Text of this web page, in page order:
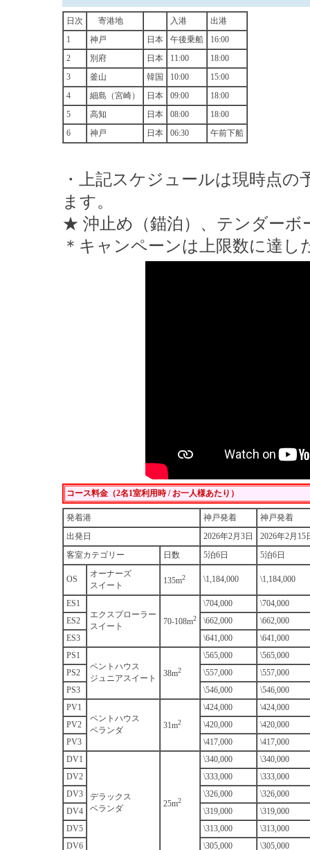
日次 寄港地 入港
出港
1
神戸 日本 午後乗船
16:00
2
別府 日本 11:00
18:00
3
釜山 韓国 10:00
15:00
4
細島（宮崎） 日本 09:00
18:00
5
高知 日本 08:00
18:00
6
神戸 日本 06:30 午前下船
・上記スケジュールは現時点
ます。
★ 沖止め（錨泊）、テンダーボ
＊キャンペーンは上限数に達
コース料金（2名1室利用時 / お一人様あたり）
発着港 神戸発着
神戸発着
出発日
2026年2月3日
2026年2月15
客室カテゴリー
日数 5泊6日 5泊6日
OS
オーナーズ
スイート
135m2 \1,184,000 \1,184,000
ES1
エクスプローラー
スイート
70-108m2
\704,000
\704,000
ES2
\662,000
\662,000
ES3
\641,000
\641,000
PS1
ペントハウス
ジュニアスイート
38m2
\565,000
\565,000
PS2
\557,000
\557,000
PS3
\546,000
\546,000
PV1
ペントハウス
ベランダ
31m2
\424,000
\424,000
PV2
\420,000
\420,000
PV3
\417,000
\417,000
DV1
デラックス
ベランダ
25m2
\340,000
\340,000
DV2
\333,000
\333,000
DV3
\326,000
\326,000
DV4
\319,000
\319,000
DV5
\313,000
\313,000
DV6
\305,000
\305,000